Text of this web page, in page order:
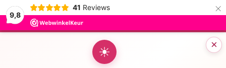
9,8
41 Reviews ×
×
☀